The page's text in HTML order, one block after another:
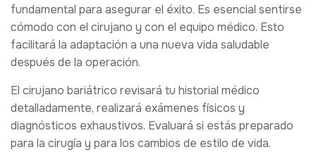
fundamental para asegurar el éxito. Es esencial sentirse
cómodo con el cirujano y con el equipo médico. Esto
facilitará la adaptación a una nueva vida saludable
después de la operación.
El cirujano bariátrico revisará tu historial médico
detalladamente, realizará exámenes físicos y
diagnósticos exhaustivos. Evaluará si estás preparado
para la cirugía y para los cambios de estilo de vida.